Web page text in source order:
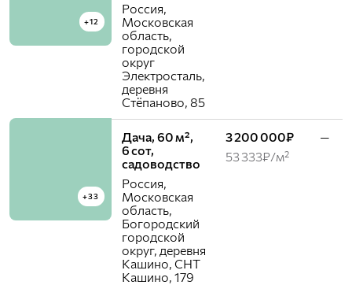
+12
Россия,
Московская
область,
городской
округ
Электросталь,
деревня
Стёпаново, 85
+33
Дача, 60 м²,
6 сот,
садоводство
Россия,
Московская
область,
Богородский
городской
округ, деревня
Кашино, СНТ
Кашино, 179
3 200 000₽
53 333₽/м²
—